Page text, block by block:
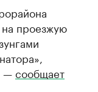
проезжую
—сообщает